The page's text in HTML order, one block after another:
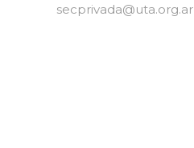
secprivada@uta.org.ar